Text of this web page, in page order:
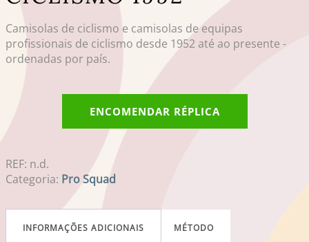
Camisolas de ciclismo e camisolas de equipas
profissionais de ciclismo desde 1952 até ao presente -
ordenadas por país.
ENCOMENDAR RÉPLICA
REF: n.d.
Categoria: Pro Squad
INFORMAÇÕES ADICIONAIS MÉTODO